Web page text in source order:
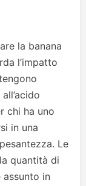
la banana
l’impatto
chi ha uno
in una
Le
quantità di
in